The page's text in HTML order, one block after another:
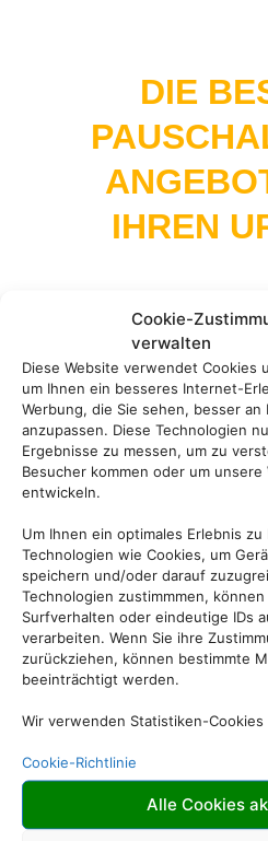
Cookie-
verwalten
Diese Website verwendet Cookies
um Ihnen ein besseres Internet-
Werbung, die Sie sehen, besser an
anzupassen. Diese Technologien
Ergebnisse zu messen, um zu
Besucher kommen oder um
entwickeln.
Um Ihnen ein optimales Erlebnis
Technologien wie Cookies, um
speichern und/oder darauf
Technologien zustimmmen,
Surfverhalten oder eindeutige IDs
verarbeiten. Wenn Sie ihre
zurückziehen, können bestimmte
beeinträchtigt werden.
Wir verwenden Statistiken-Cookies
Cookie-Richtlinie
Alle Cookies
DIE
IHREN
Andalusien, Kuba,
doch lieber Asien?
entdecken auf der
Rundreiseangebote
Traumdestinationen in
Wählen Sie aus einer